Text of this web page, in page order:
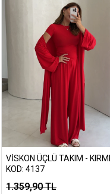
VISKON ÜÇLÜ TAKIM -
KOD: 4137
1.359,90 TL